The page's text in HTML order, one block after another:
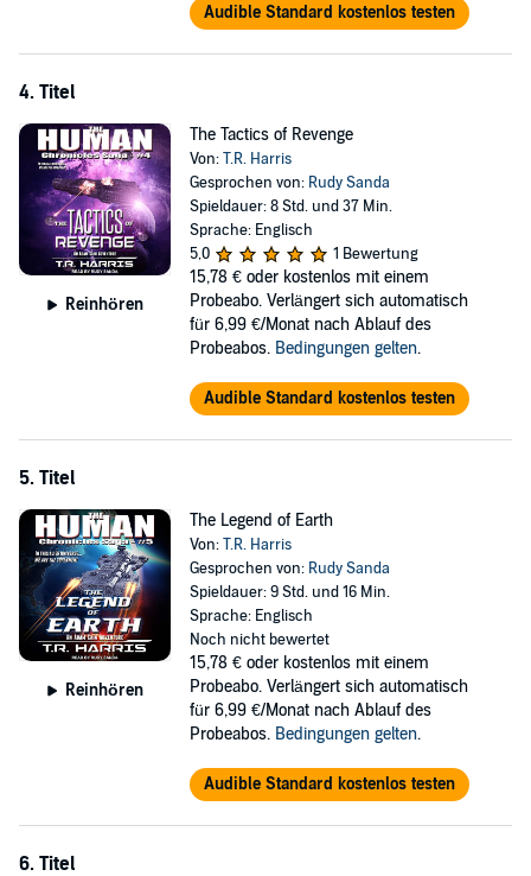
Audible Standard kostenlos testen
4. Titel
Reinhören
The Tactics of Revenge
Von:T.R. Harris
Gesprochen von: Rudy Sanda
Spieldauer: 8 Std. und 37 Min.
Sprache: Englisch
5,0
1 Bewertung
15,78 € oder kostenlos mit einem
Probeabo. Verlängert sich automatisch
für 6,99 €/Monat nach Ablauf des
Probeabos. Bedingungen gelten.
Audible Standard kostenlos testen
5. Titel
Reinhören
The Legend of Earth
Von:T.R. Harris
Gesprochen von: Rudy Sanda
Spieldauer: 9 Std. und 16 Min.
Sprache: Englisch
Noch nicht bewertet
15,78 € oder kostenlos mit einem
Probeabo. Verlängert sich automatisch
für 6,99 €/Monat nach Ablauf des
Probeabos. Bedingungen gelten.
Audible Standard kostenlos testen
6. Titel